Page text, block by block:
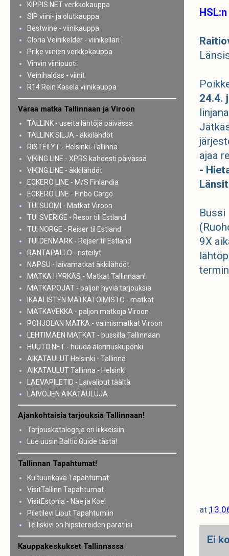
24.4.
ajaa
-
Bussi
9X
at
Ei
KIPPIS.NET verkkokauppa
SIP viini- ja olutkauppa
Bestwine - viinikauppa
Gloria Veinikelder - viinikellari
Prike viinien verkkokauppa
Vinvin viinipuoti
Veinihaldas - viinit
R14 Rein Kasela viinikauppa
Varaa matka Tallinnaan ja Viroon
TALLINK - useita lähtöjä päivässä
TALLINK SILJA - äkkilähdöt
RISTEILYT - Helsinki-Tallinna
VIKING LINE - XPRS kahdesti päivässä
VIKING LINE - äkkilähdöt
ECKERÖ LINE - M/S Finlandia
ECKERÖ LINE - Finbo Cargo
TUI SUOMI - Matkat Viroon
TUI SVERIGE - Resor till Estland
TUI NORGE - Reiser til Estland
TUI DENMARK - Rejser til Estland
RANTAPALLO - risteilyt
NAPSU - laivamatkat äkkilähdöt
MATKA HYRKÄS - Matkat Tallinnaan!
MATKAPOJAT - paljon hyviä tarjouksia
IKAALISTEN MATKATOIMISTO - matkat
MATKAVEKKA - paljon matkoja Viroon
POHJOLAN MATKA - valmismatkat Viroon
LEHTIMÄEN MATKAT - bussilla Tallinnaan
HUUTO.NET - huuda alennuskuponki
AIKATAULUT Helsinki - Tallinna
AIKATAULUT Tallinna - Helsinki
LAEVAPILETID - Laivaliput täältä
LAIVOJEN AIKATAULUJA
Ajankohtaisia tarjouksia Tallinnaan!
Tarjouskatalogeja eri liikkeisiin
Lue uusin Baltic Guide tästä!
Tallinnan Tapahtumat!
Kultuurikava Tapahtumat
VisitTallinn Tapahtumat
VisitEstonia - Näe ja Koe!
Piletilevi Liput Tapahtumiin
Telliskivi on hipstereiden paratiisi
Kauppakeskukset Tallinnassa